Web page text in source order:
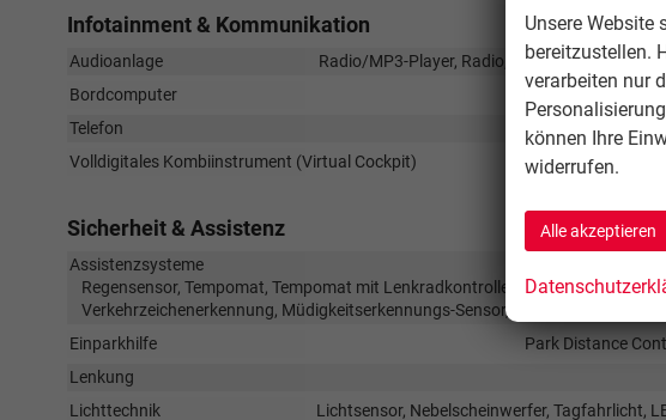
Infotainment & Kommunikation
Audioanlage
Radio/MP3-Player, Radio, Schnittstelle USB,
Bordcomputer
Telefon
Volldigitales Kombiinstrument (Virtual Cockpit)
Sicherheit & Assistenz
Assistenzsysteme
Regensensor, Tempomat, Tempomat mit Lenkradkontrolle, Notbremsassistent
Verkehrzeichenerkennung, Müdigkeitserkennungs-Sensor, Notrufsystem,
Einparkhilfe
Park Distance
Lenkung
Lichttechnik
Lichtsensor, Nebelscheinwerfer, Tagfahrlicht,
Unsere Website
bereitzustellen.
verarbeiten nur
können Ihre
widerrufen.
Alle akzeptieren